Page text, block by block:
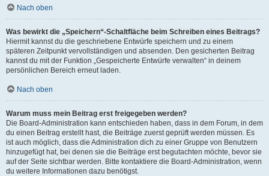
Nach oben
Was bewirkt die „Speichern“-Schaltfläche beim Schreiben eines Beitrags?
Hiermit kannst du die geschriebene Entwürfe speichern und zu einem
späteren Zeitpunkt vervollständigen und absenden. Den gesicherten Beitrag
kannst du mit der Funktion „Gespeicherte Entwürfe verwalten“ in deinem
persönlichen Bereich erneut laden.
Nach oben
Warum muss mein Beitrag erst freigegeben werden?
Die Board-Administration kann entschieden haben, dass in dem Forum, in dem
du einen Beitrag erstellt hast, die Beiträge zuerst geprüft werden müssen. Es
ist auch möglich, dass die Administration dich zu einer Gruppe von Benutzern
hinzugefügt hat, bei denen sie die Beiträge erst begutachten möchte, bevor sie
auf der Seite sichtbar werden. Bitte kontaktiere die Board-Administration, wenn
du weitere Informationen dazu benötigst.